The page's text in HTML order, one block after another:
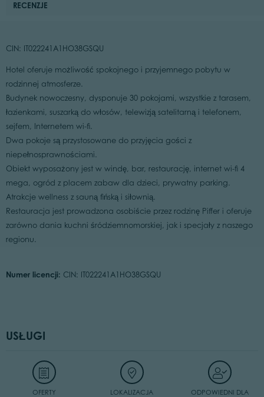
RECENZJE
CIN: IT022241A1HO38GSQU
Hotel oferuje możliwość spokojnego i przyjemnego pobytu w
rodzinnej atmosferze.
Budynek nowoczesny, dysponuje 30 pokojami, wszystkie z tarasem,
łazienkami, suszarką do włosów, telewizją satelitarną i telefonem,
sejfem, Internetem wi-fi.
Dwa pokoje są przystosowane do przyjęcia gości z
niepełnosprawnościami.
Obiekt wyposażony jest w windę, bar, restaurację, internet wi-fi 4
mega, ogród z placem zabaw dla dzieci, prywatny parking.
Atrakcje wellness z sauną fińską i siłownią.
Restauracja jest prowadzona osobiście przez rodzinę Piffer i oferuje
zarówno dania kuchni śródziemnomorskiej, jak i specjały z naszego
regionu.
Numer licencji: CIN: IT022241A1HO38GSQU
USŁUGI
OFERTY LOKALIZACJA ODPOWIEDNI DLA